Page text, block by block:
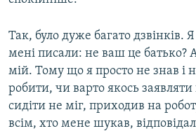
Так, було дуже багато
мені писали: не ваш це батько?
мій. Тому що я просто не знав і
робити, чи варто якось
сидіти не міг, приходив на
всім, хто мене шукав,